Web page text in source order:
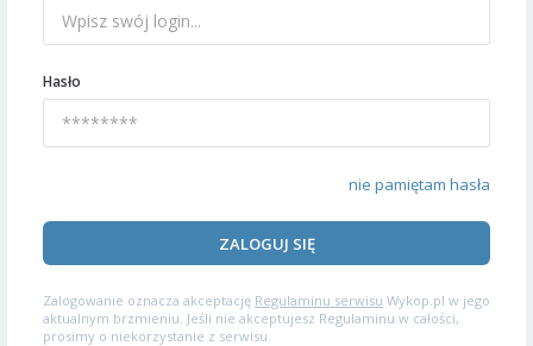
Hasło
nie pamiętam hasła
ZALOGUJ SIĘ
Zalogowanie oznacza akceptację Regulaminu serwisu Wykop.pl w jego
aktualnym brzmieniu. Jeśli nie akceptujesz Regulaminu w całości,
prosimy o niekorzystanie z serwisu.